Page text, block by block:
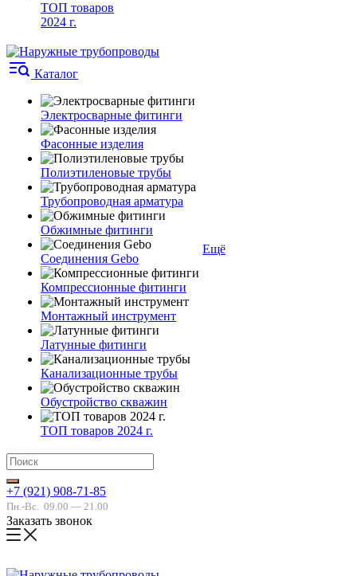
ТОП товаров
2024 г.
Каталог
Электросварные фитинги
Фасонные изделия
Полиэтиленовые трубы
Трубопроводная арматура
Обжимные фитинги
Соединения Gebo
Компрессионные фитинги
Монтажный инструмент
Латунные фитинги
Канализационные трубы
Обустройство скважин
ТОП товаров 2024 г.
Ещё
+7 (921) 908-71-85
Пн.-Вс. 09.00 — 21.00
Заказать звонок